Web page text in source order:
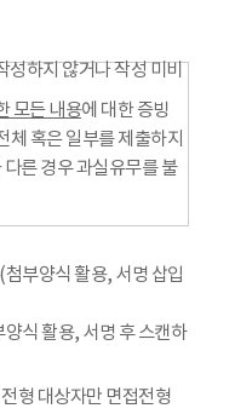
하지 않거나 작성 미비
모든 내용에 대한 증빙
체 혹은 일부를 제출하지
른 경우 과실유무를 불
부양식 활용, 서명 삽입
식 활용, 서명 후 스캔하
형 대상자만 면접전형